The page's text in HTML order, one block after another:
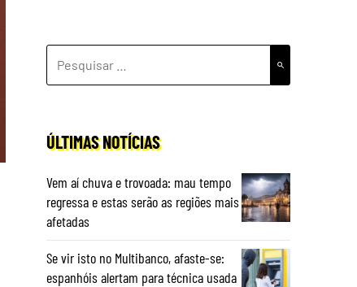
POR:
ÚLTIMAS NOTÍCIAS
Vem aí chuva e trovoada: mau tempo
regressa e estas serão as regiões mais
afetadas
Se vir isto no Multibanco, afaste-se:
espanhóis alertam para técnica usada